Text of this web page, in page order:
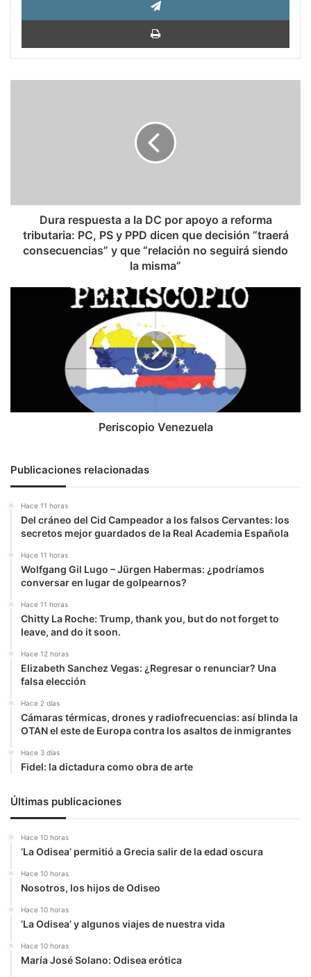
reforma
tributaria:
PC,
dicen
consecuencias”
misma”
Dura respuesta a la DC por apoyo a reforma
tributaria: PC, PS y PPD dicen que decisión “traerá
consecuencias” y que “relación no seguirá siendo
la misma”
Periscopio Venezuela
Publicaciones relacionadas
Hace 11 horas
Del cráneo del Cid Campeador a los falsos Cervantes: los
secretos mejor guardados de la Real Academia Española
Hace 11 horas
Wolfgang Gil Lugo – Jürgen Habermas: ¿podríamos
conversar en lugar de golpearnos?
Hace 11 horas
Chitty La Roche: Trump, thank you, but do not forget to
leave, and do it soon.
Hace 12 horas
Elizabeth Sanchez Vegas: ¿Regresar o renunciar? Una
falsa elección
Hace 2 días
Cámaras térmicas, drones y radiofrecuencias: así blinda la
OTAN el este de Europa contra los asaltos de inmigrantes
Hace 3 días
Fidel: la dictadura como obra de arte
Últimas publicaciones
Hace 10 horas
‘La Odisea’ permitió a Grecia salir de la edad oscura
Hace 10 horas
Nosotros, los hijos de Odiseo
Hace 10 horas
‘La Odisea’ y algunos viajes de nuestra vida
Hace 10 horas
María José Solano: Odisea erótica